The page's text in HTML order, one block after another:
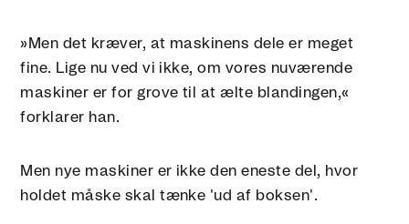
»Men det kræver, at maskinens dele er meget
fine. Lige nu ved vi ikke, om vores nuværende
maskiner er for grove til at ælte blandingen,«
forklarer han.
Men nye maskiner er ikke den eneste del, hvor
holdet måske skal tænke 'ud af boksen'.